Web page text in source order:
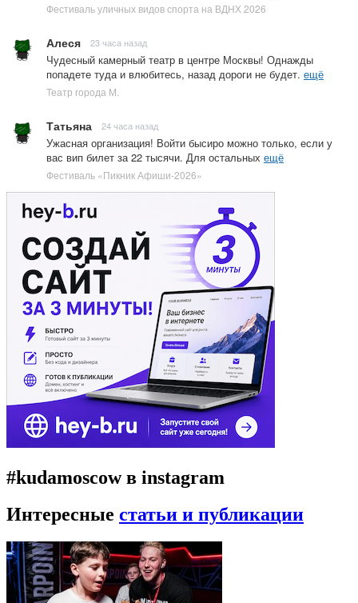
Фестиваль уличных видов спорта на ВДНХ 2026
Алеся 23 часа назад
Чудесный камерный театр в центре Москвы! Однажды
попадете туда и влюбитесь, назад дороги не будет. ещё
Театр города М.
Татьяна 24 часа назад
Ужасная организация! Войти бысиро можно только, если у
вас вип билет за 22 тысячи. Для остальных ещё
Фестиваль «Пикник Афиши-2026»
#kudamoscow в instagram
Интересные статьи и публикации